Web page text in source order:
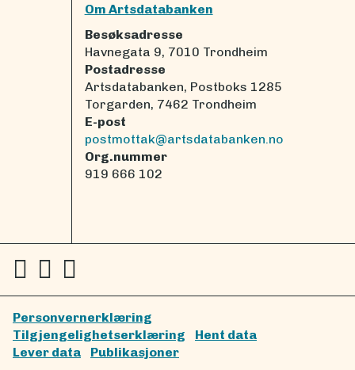
Om Artsdatabanken
Besøksadresse
Havnegata 9, 7010 Trondheim
Postadresse
Artsdatabanken, Postboks 1285
Torgarden, 7462 Trondheim
E-post
postmottak@artsdatabanken.no
Org.nummer
919 666 102
Personvernerklæring
Tilgjengelighetserklæring
Hent data
Lever data
Publikasjoner